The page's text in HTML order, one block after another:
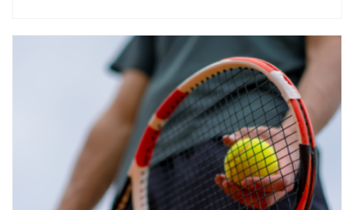
glucosio lo aveva portato …